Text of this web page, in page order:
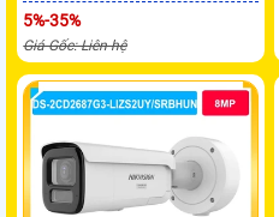
5%-35%
Giá Gốc: Liên hệ